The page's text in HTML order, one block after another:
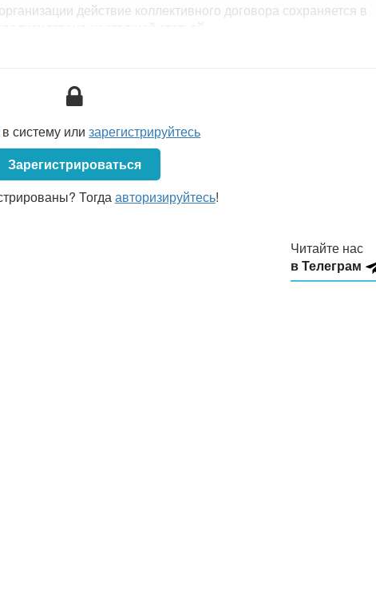
действие коллективного договора сохраняется в
коллективного договора в части регулирования
до окончания срока его действия.
в систему илизарегистрируйтесь
Зарегистрироваться
Тогдаавторизируйтесь!
Читайте нас
в Телеграм